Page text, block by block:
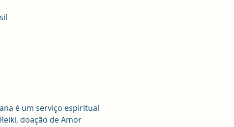
é um serviço espiritual
doação de Amor